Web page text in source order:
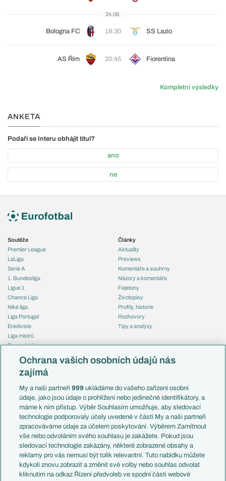
24.08.
Bologna FC 18:30 SS Lazio
AS Řím 20:45 Fiorentina
Kompletní výsledky
ANKETA
Podaří se Interu obhájit titul?
ano
ne
Soutěže
Premier League
LaLiga
Serie A
1. Bundesliga
Ligue 1
Chance Liga
Niké liga
Liga Portugal
Eredivisie
Liga mistrů
Evropská liga
Mistrovství světa
Liga národů
Témata
Představení týmů MS
EuroSkauting
PL v kostce
Evropské koeficienty
Přestupy
Přestupové spekulace
Zranění
Články
Aktuality
Previews
Komentáře a souhrny
Názory a komentáře
Fejetony
Životopisy
Profily, historie
Rozhovory
Tipy a analýzy
Česko
Francie
Itálie
Německo
Španělsko
Argentina
Brazílie
Přestupy
Zápasy
Livescore
Ochrana vašich osobních údajů nás
zajímá
My a naši partneři999 ukládáme do vašeho zařízení osobní
údaje, jako jsou údaje o prohlížení nebo jedinečné identifikátory, a
máme k nim přístup. Výběr Souhlasím umožňuje, aby sledovací
technologie podporovaly účely uvedené v části My a naši partneři
zpracováváme údaje za účelem poskytování. Výběrem Zamítnout
vše nebo odvoláním svého souhlasu je zakážete. Pokud jsou
sledovací technologie zakázány, některé zobrazené obsahy a
reklamy pro vás nemusí být tolik relevantní. Tuto nabídku můžete
kdykoli znovu zobrazit a změnit své volby nebo souhlas odvolat
kliknutím na odkaz Řízení předvoleb ve spodní části webové